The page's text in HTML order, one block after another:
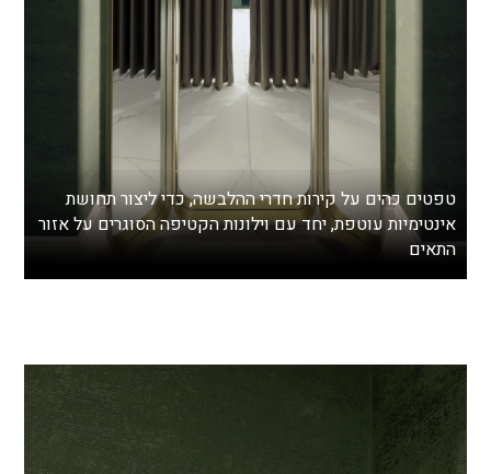
טפטים כהים על קירות חדרי ההלבשה, כדי ליצור תחושת
אינטימיות עוטפת, יחד עם וילונות הקטיפה הסוגרים על אזור
התאים